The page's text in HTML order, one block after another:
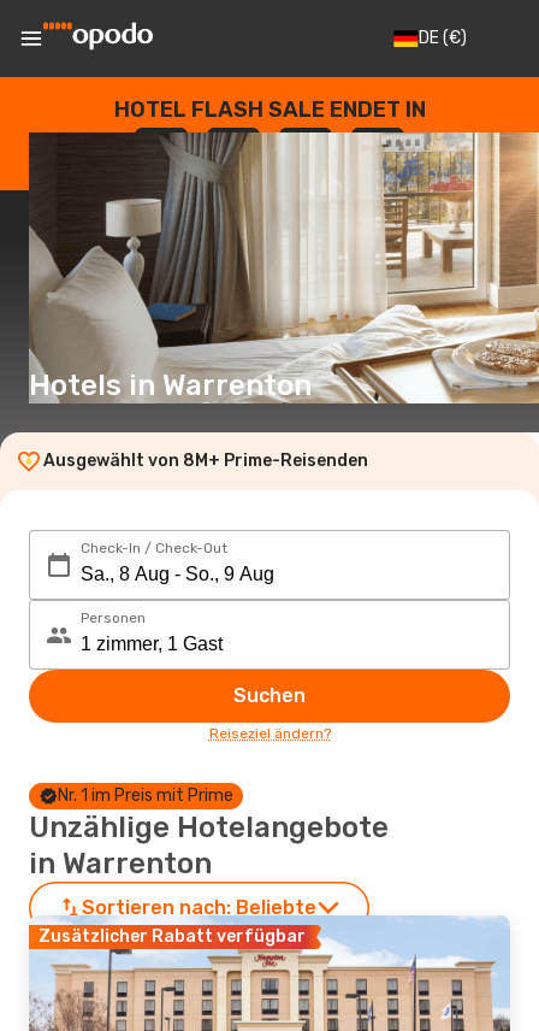
DE(€)
HOTEL FLASH SALE ENDET IN
--
TAGE
: --
STUNDEN
: --
SEKUNDEN
Hotels in Warrenton
Ausgewählt von 8M+ Prime-Reisenden
Check-In / Check-Out
Personen
Suchen
Reiseziel ändern?
Nr. 1 im Preis mit Prime
Unzählige Hotelangebote
in Warrenton
Sortieren nach: Beliebte
Zusätzlicher Rabatt verfügbar